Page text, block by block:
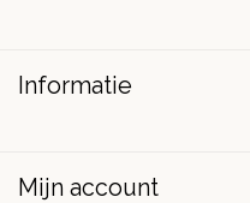
Informatie
Mijn account